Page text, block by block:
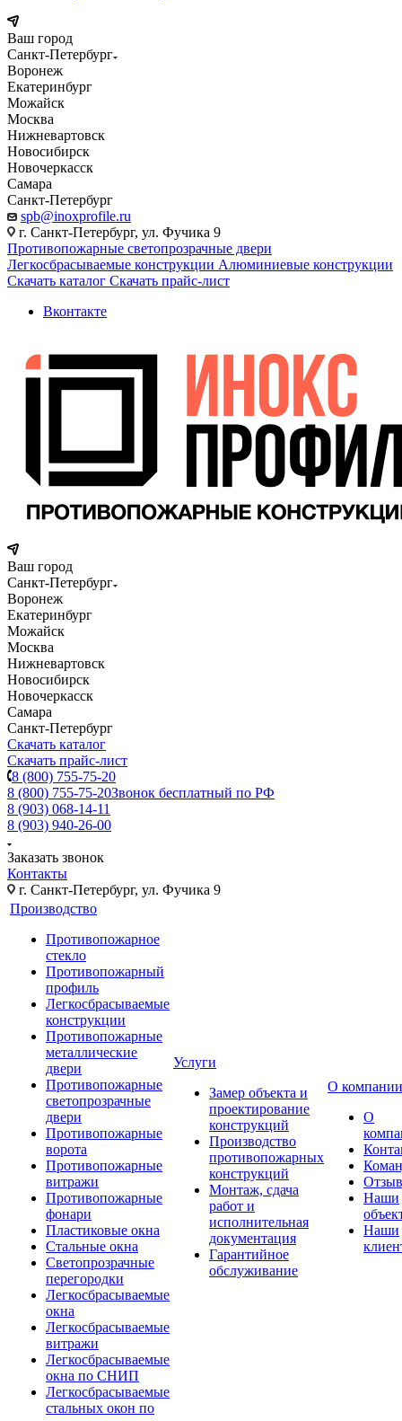
Ваш город
Санкт-Петербург
Воронеж
Екатеринбург
Можайск
Москва
Нижневартовск
Новосибирск
Новочеркасск
Самара
Санкт-Петербург
spb@inoxprofile.ru
г. Санкт-Петербург, ул. Фучика 9
Противопожарные светопрозрачные двери
Легкосбрасываемые конструкции Алюминиевые конструкции
Скачать каталог Скачать прайс-лист
Вконтакте
Ваш город
Санкт-Петербург
Воронеж
Екатеринбург
Можайск
Москва
Нижневартовск
Новосибирск
Новочеркасск
Самара
Санкт-Петербург
Скачать каталог
Скачать прайс-лист
8 (800) 755-75-20
8 (800) 755-75-20Звонок бесплатный по РФ
8 (903) 068-14-11
8 (903) 940-26-00
Заказать звонок
Контакты
г. Санкт-Петербург, ул. Фучика 9
Производство
Противопожарное
стекло
Противопожарный
профиль
Легкосбрасываемые
конструкции
Противопожарные
металлические
двери
Противопожарные
светопрозрачные
двери
Противопожарные
ворота
Противопожарные
витражи
Противопожарные
фонари
Пластиковые окна
Стальные окна
Светопрозрачные
перегородки
Легкосбрасываемые
окна
Легкосбрасываемые
витражи
Легкосбрасываемые
окна по СНИП
Легкосбрасываемые
стальных окон по
Услуги
Замер объекта и
проектирование
конструкций
Производство
противопожарных
конструкций
Монтаж, сдача
работ и
исполнительная
документация
Гарантийное
обслуживание
О компании
О
Наши
Наши